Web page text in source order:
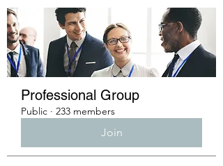
Professional Group
Public · 233 members
Join